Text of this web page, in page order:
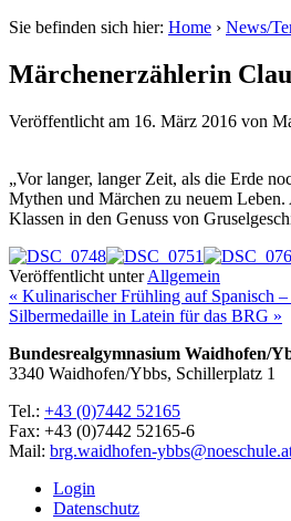
Sie befinden sich hier: Home › News/
Märchenerzählerin
Veröffentlicht am 16. März 2016 von
„Vor langer, langer Zeit, als die Erde
Mythen und Märchen zu neuem
Klassen in den Genuss von
Veröffentlicht unterAllgemein
« Kulinarischer Frühling auf Spanisch
Silbermedaille in Latein für das BRG »
Bundesrealgymnasium Waidhofen/
3340 Waidhofen/Ybbs, Schillerplatz 1
Tel.: +43 (0)7442 52165
Fax: +43 (0)7442 52165-6
Mail: brg.waidhofen-
Login
Datenschutz